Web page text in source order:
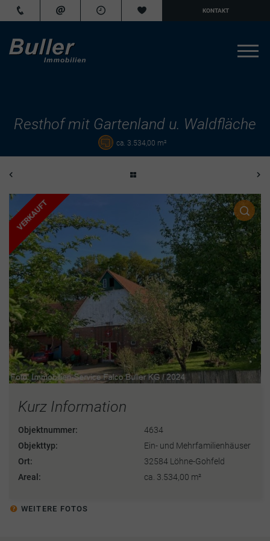
KONTAKT
Resthof mit Gartenland u. Waldfläche
ca. 3.534,00 m²
VERKAUFT
Kurz Information
Objektnummer:
4634
Objekttyp:
Ein- und Mehrfamilienhäuser
Ort:
32584 Löhne-Gohfeld
Areal:
ca. 3.534,00 m²
WEITERE FOTOS